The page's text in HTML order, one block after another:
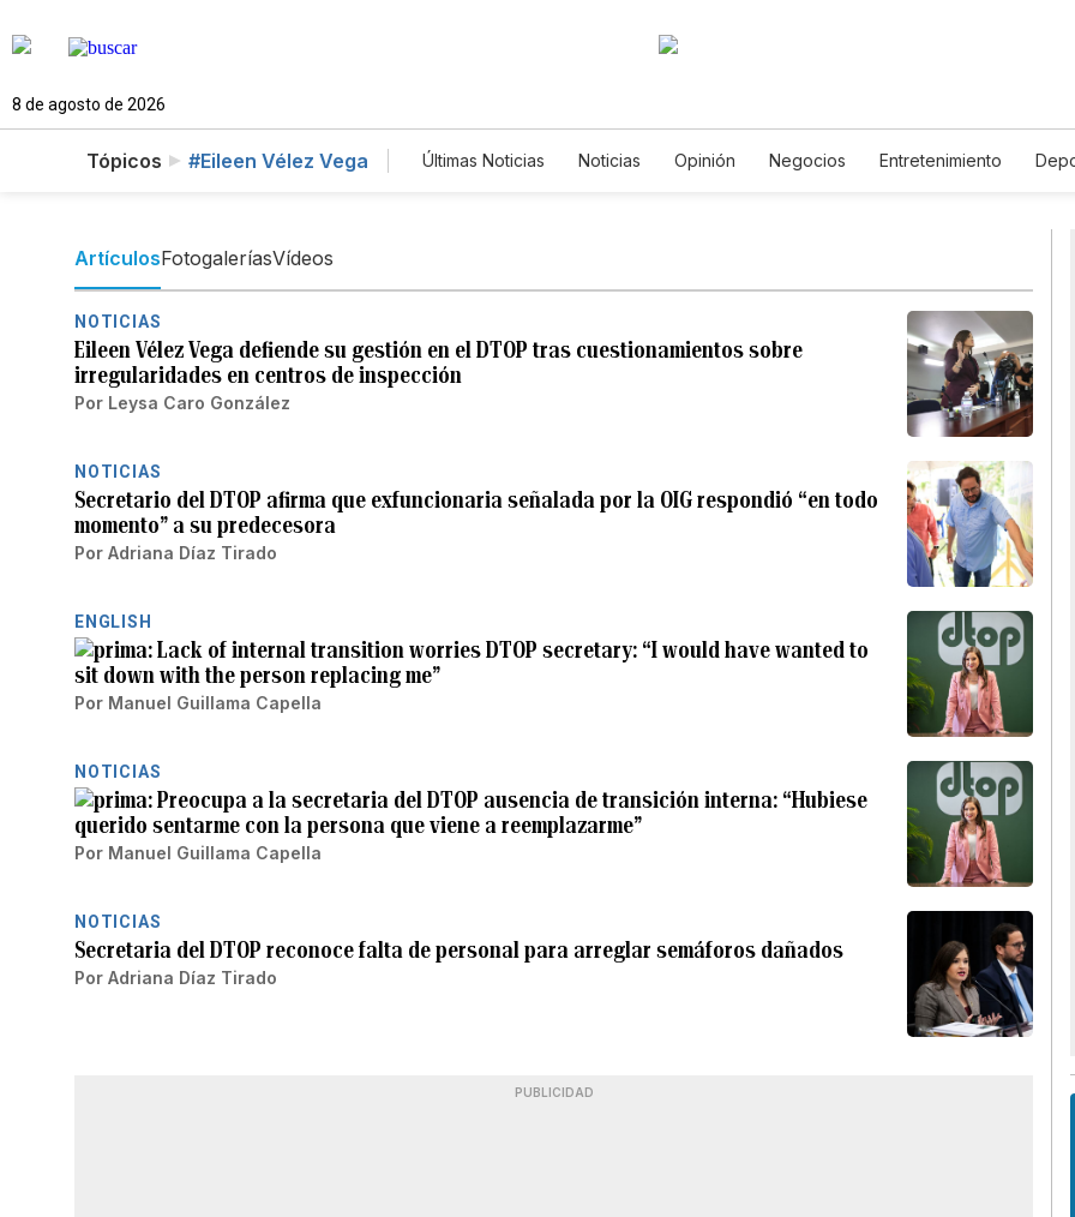
8 de agosto de 2026
Tópicos #Eileen Vélez Vega Últimas Noticias Noticias Opinión Negocios Entretenimiento
ArtículosFotogaleríasVídeos
NOTICIAS
Eileen Vélez Vega defiende su gestión en el DTOP tras cuestionamientos sobre
irregularidades en centros de inspección
Por Leysa Caro González
NOTICIAS
Secretario del DTOP afirma que exfuncionaria señalada por la OIG respondió “en todo
momento” a su predecesora
Por Adriana Díaz Tirado
ENGLISH
Lack of internal transition worries DTOP secretary: “I would have wanted to
sit down with the person replacing me”
Por Manuel Guillama Capella
NOTICIAS
Preocupa a la secretaria del DTOP ausencia de transición interna: “Hubiese
querido sentarme con la persona que viene a reemplazarme”
Por Manuel Guillama Capella
NOTICIAS
Secretaria del DTOP reconoce falta de personal para arreglar semáforos dañados
Por Adriana Díaz Tirado
PUBLICIDAD